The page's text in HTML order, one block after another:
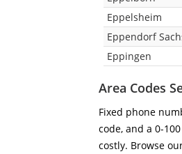
Eppelsheim
Eppendorf
Eppingen
Area Codes
Fixed phone
code, and a 0-
costly. Browse